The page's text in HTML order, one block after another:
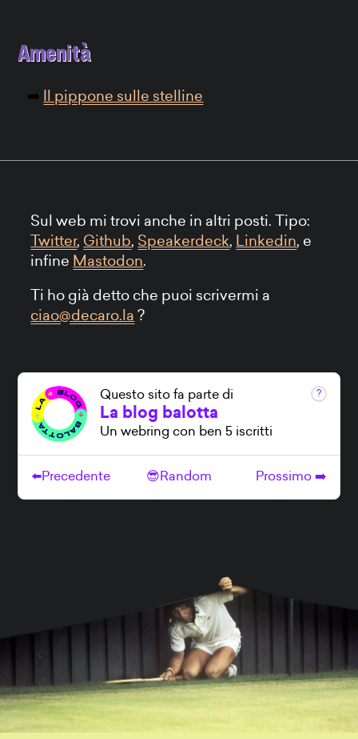
Amenità
Il pippone sulle stelline
Sul web mi trovi anche in altri posti. Tipo:
Twitter, Github, Speakerdeck, Linkedin, e
infine Mastodon.
Ti ho già detto che puoi scrivermi a
ciao@decaro.la ?